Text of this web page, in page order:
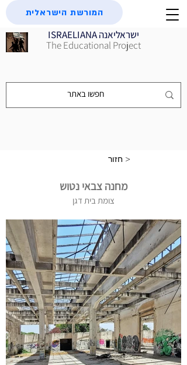
ISRAELIANA ישראליאנה
The Educational Project
המורשת הישראלית
חזור >
מחנה צבאי נטוש
צומת בית דגן